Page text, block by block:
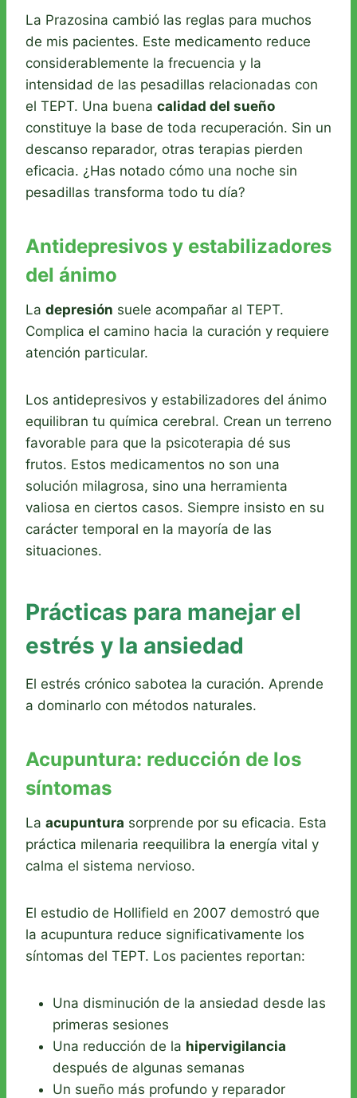
La Prazosina cambió las reglas para muchos
de mis pacientes. Este medicamento reduce
considerablemente la frecuencia y la
intensidad de las pesadillas relacionadas con
el TEPT. Una buena calidad del sueño
constituye la base de toda recuperación. Sin un
descanso reparador, otras terapias pierden
eficacia. ¿Has notado cómo una noche sin
pesadillas transforma todo tu día?
Antidepresivos y estabilizadores
del ánimo
La depresión suele acompañar al TEPT.
Complica el camino hacia la curación y requiere
atención particular.
Los antidepresivos y estabilizadores del ánimo
equilibran tu química cerebral. Crean un terreno
favorable para que la psicoterapia dé sus
frutos. Estos medicamentos no son una
solución milagrosa, sino una herramienta
valiosa en ciertos casos. Siempre insisto en su
carácter temporal en la mayoría de las
situaciones.
Prácticas para manejar el
estrés y la ansiedad
El estrés crónico sabotea la curación. Aprende
a dominarlo con métodos naturales.
Acupuntura: reducción de los
síntomas
La acupuntura sorprende por su eficacia. Esta
práctica milenaria reequilibra la energía vital y
calma el sistema nervioso.
El estudio de Hollifield en 2007 demostró que
la acupuntura reduce significativamente los
síntomas del TEPT. Los pacientes reportan:
Una disminución de la ansiedad desde las
primeras sesiones
Una reducción de la hipervigilancia
después de algunas semanas
Un sueño más profundo y reparador